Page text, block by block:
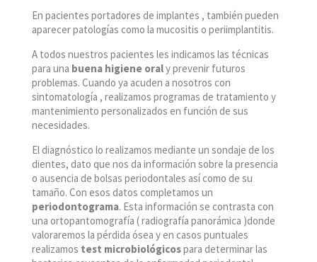
En pacientes portadores de implantes , también pueden
aparecer patologías como la mucositis o periimplantitis.
A todos nuestros pacientes les indicamos las técnicas
para una buena higiene oraly prevenir futuros
problemas. Cuando ya acuden a nosotros con
sintomatología , realizamos programas de tratamiento y
mantenimiento personalizados en función de sus
necesidades.
El diagnóstico lo realizamos mediante un sondaje de los
dientes, dato que nos da información sobre la presencia
o ausencia de bolsas periodontales así como de su
tamaño. Con esos datos completamos un
periodontograma. Esta información se contrasta con
una ortopantomografía ( radiografía panorámica )donde
valoraremos la pérdida ósea y en casos puntuales
realizamos test microbiológicospara determinar las